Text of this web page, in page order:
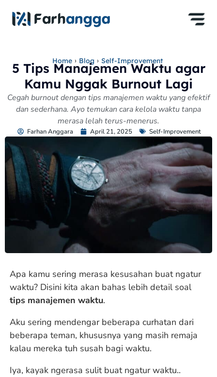
Home › Blog › Self-Improvement
5 Tips Manajemen Waktu agar
Kamu Nggak Burnout Lagi
Cegah burnout dengan tips manajemen waktu yang efektif
dan sederhana. Ayo temukan cara kelola waktu tanpa
merasa lelah terus-menerus.
Farhan Anggara April 21, 2025 Self-Improvement
Apa kamu sering merasa kesusahan buat ngatur
waktu? Disini kita akan bahas lebih detail soal
tips manajemen waktu.
Aku sering mendengar beberapa curhatan dari
beberapa teman, khususnya yang masih remaja
kalau mereka tuh susah bagi waktu.
Iya, kayak ngerasa sulit buat ngatur waktu..